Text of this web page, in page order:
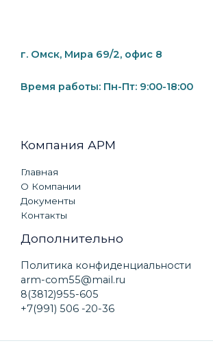
г. Омск, Мира 69/2, офис 8
Время работы: Пн-Пт: 9:00-18:00
Компания АРМ
Главная
О Компании
Документы
Контакты
Дополнительно
Политика конфиденциальности
arm-com55@mail.ru
8(3812)955-605
+7(991) 506 -20-36